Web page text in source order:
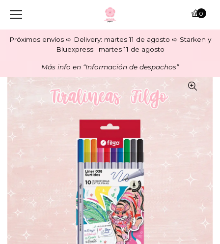
Próximos envíos ➪ Delivery: martes 11 de agosto ➪ Starken y
Bluexpress : martes 11 de agosto
Más info en “Información de despachos”
0